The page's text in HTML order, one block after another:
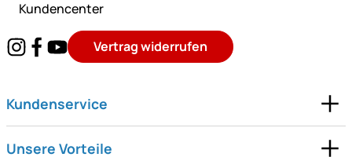
Kundencenter
Vertrag widerrufen
Kundenservice
Unsere Vorteile